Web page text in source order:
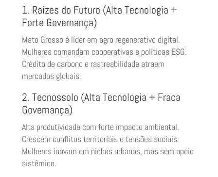
1. Raízes do Futuro (Alta Tecnologia +
Forte Governança)
Mato Grosso é líder em agro regenerativo digital.
Mulheres comandam cooperativas e políticas ESG.
Crédito de carbono e rastreabilidade atraem
mercados globais.
2. Tecnossolo (Alta Tecnologia + Fraca
Governança)
Alta produtividade com forte impacto ambiental.
Crescem conflitos territoriais e tensões sociais.
Mulheres inovam em nichos urbanos, mas sem apoio
sistêmico.